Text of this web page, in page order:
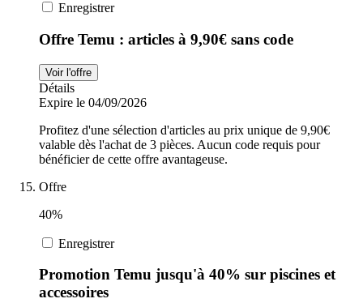
Enregistrer
Offre Temu : articles à 9,90€ sans code
Voir l'offre
Détails
Expire le 04/09/2026
Profitez d'une sélection d'articles au prix unique de 9,90€
valable dès l'achat de 3 pièces. Aucun code requis pour
bénéficier de cette offre avantageuse.
Offre
40%
Enregistrer
Promotion Temu jusqu'à 40% sur piscines et
accessoires